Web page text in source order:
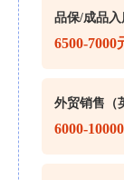
品保/成品
6500-7000
外贸销售（
6000-